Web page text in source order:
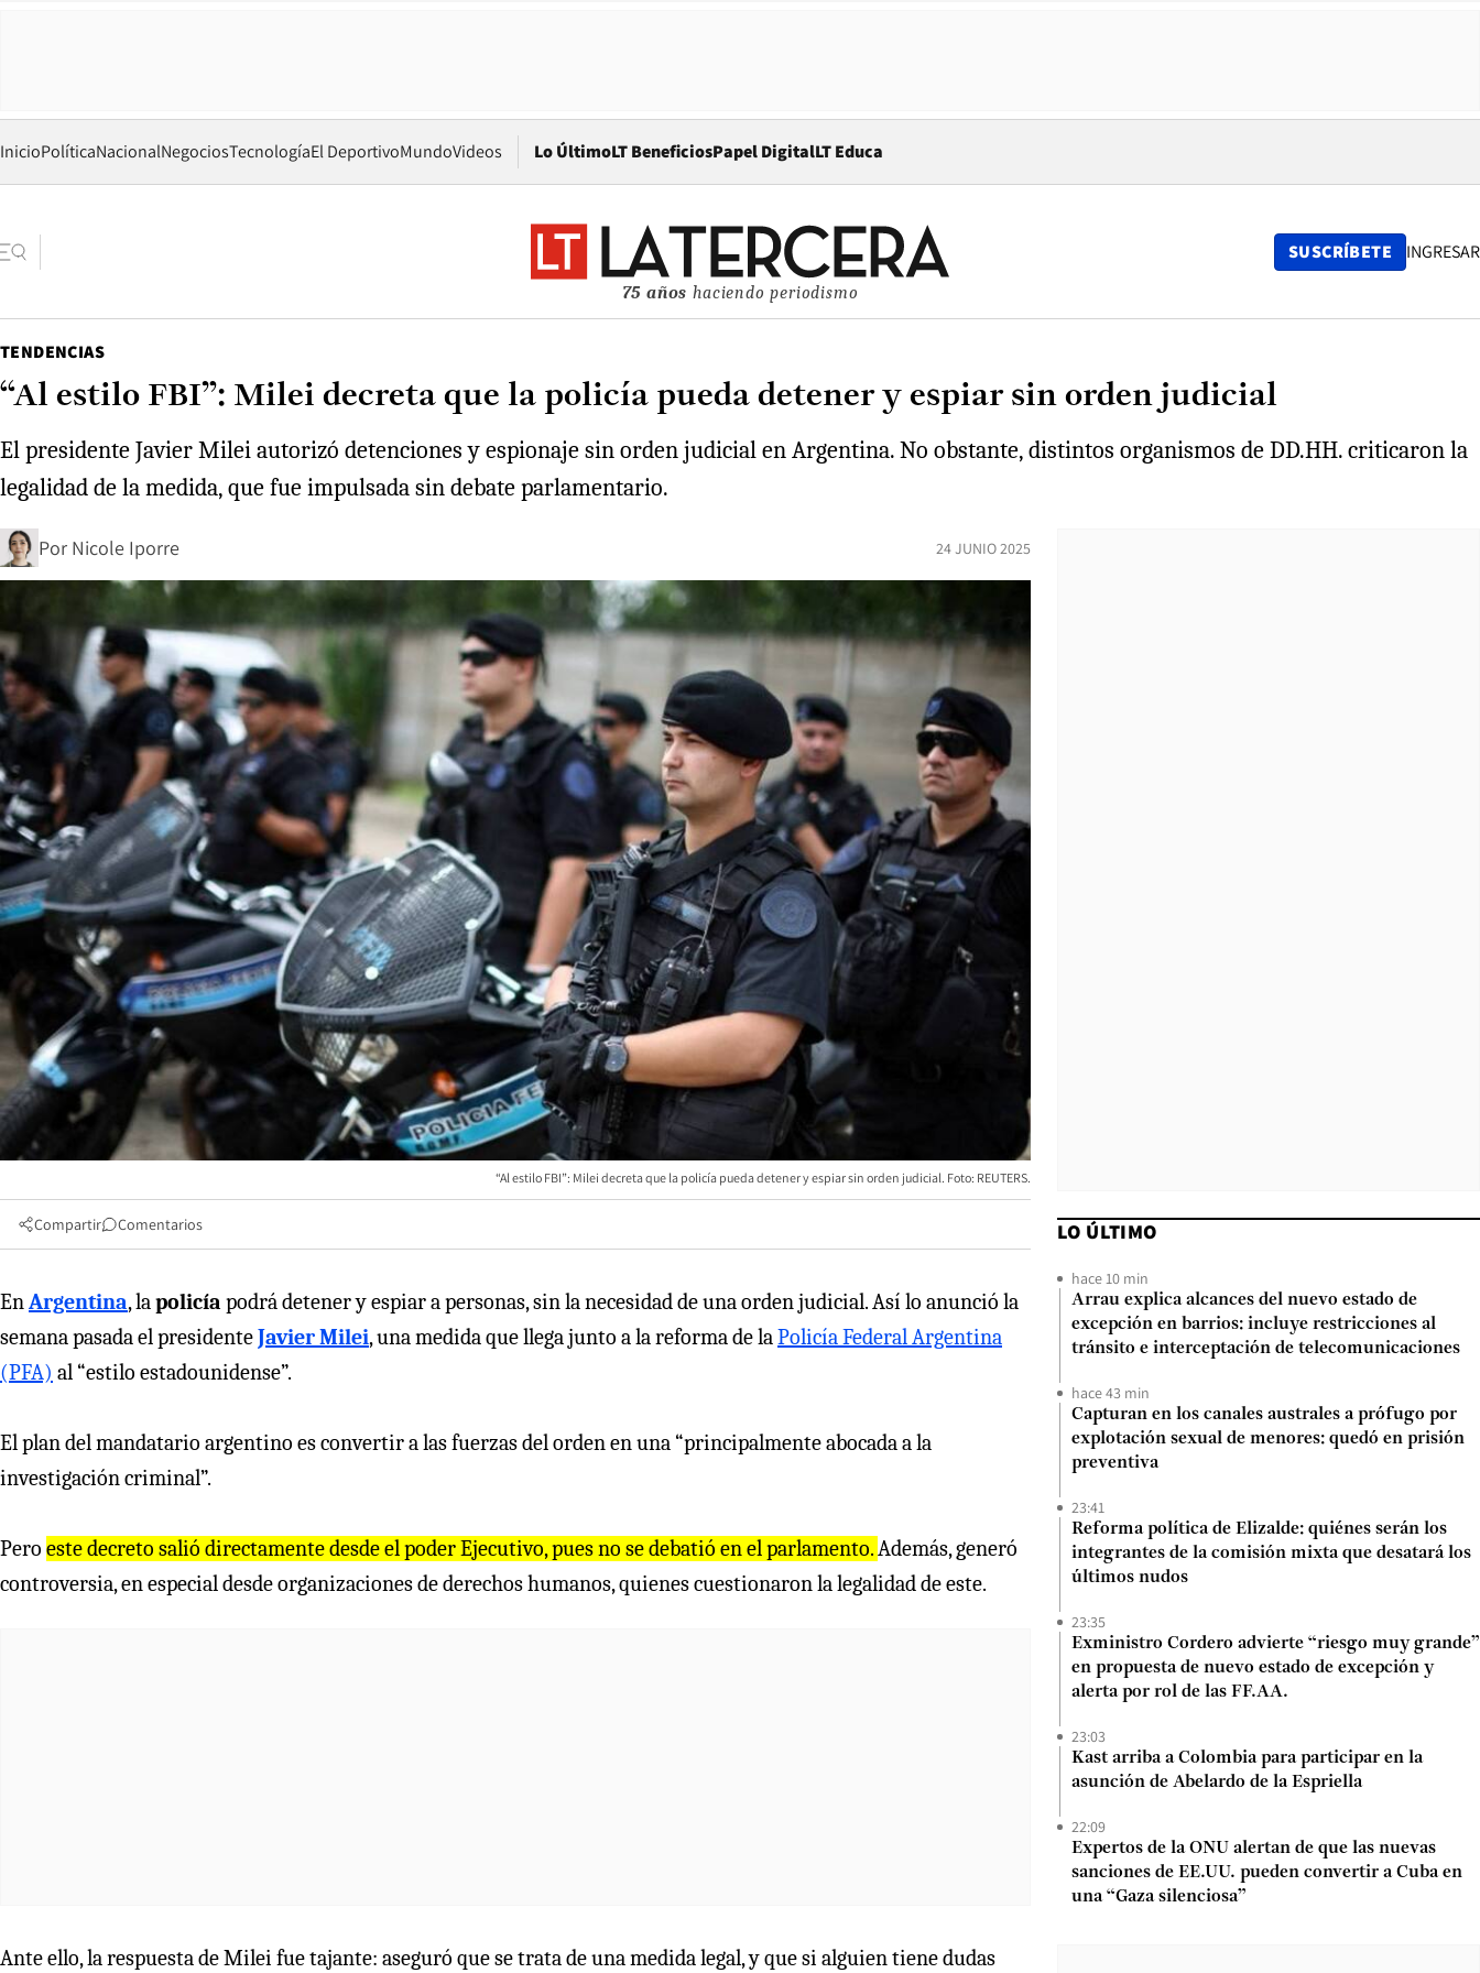
InicioPolíticaNacionalNegociosTecnologíaEl DeportivoMundoVideos Lo ÚltimoLT BeneficiosPapel DigitalOpens in new window
LT Educa
75 años haciendo periodismo
SUSCRÍBETE INGRESAR
TENDENCIAS
“Al estilo FBI”: Milei decreta que la policía pueda detener y espiar sin orden judicial
El presidente Javier Milei autorizó detenciones y espionaje sin orden judicial en Argentina. No obstante, distintos organismos de DD.HH. criticaron la
legalidad de la medida, que fue impulsada sin debate parlamentario.
Por Nicole Iporre 24 JUNIO 2025
“Al estilo FBI”: Milei decreta que la policía pueda detener y espiar sin orden judicial. Foto: REUTERS.
Compartir Comentarios
EnArgentina, lapolicía podrá detener y espiar a personas, sin la necesidad de una orden judicial. Así lo anunció la
semana pasada el presidenteJavier Milei, una medida que llega junto a la reforma de laPolicía Federal Argentina
(PFA) al “estilo estadounidense”.
El plan del mandatario argentino es convertir a las fuerzas del orden en una “principalmente abocada a la
investigación criminal”.
Pero este decreto salió directamente desde el poder Ejecutivo, pues no se debatió en el parlamento.Además, generó
controversia, en especial desde organizaciones de derechos humanos, quienes cuestionaron la legalidad de este.
Ante ello, la respuesta de Milei fue tajante: aseguró que se trata de una medida legal, y que si alguien tiene dudas
LO ÚLTIMO
hace 10 min
Arrau explica alcances del nuevo estado de
excepción en barrios: incluye restricciones al
tránsito e interceptación de telecomunicaciones
hace 43 min
Capturan en los canales australes a prófugo por
explotación sexual de menores: quedó en prisión
preventiva
23:41
Reforma política de Elizalde: quiénes serán los
integrantes de la comisión mixta que desatará los
últimos nudos
23:35
Exministro Cordero advierte “riesgo muy grande”
en propuesta de nuevo estado de excepción y
alerta por rol de las FF.AA.
23:03
Kast arriba a Colombia para participar en la
asunción de Abelardo de la Espriella
22:09
Expertos de la ONU alertan de que las nuevas
sanciones de EE.UU. pueden convertir a Cuba en
una “Gaza silenciosa”